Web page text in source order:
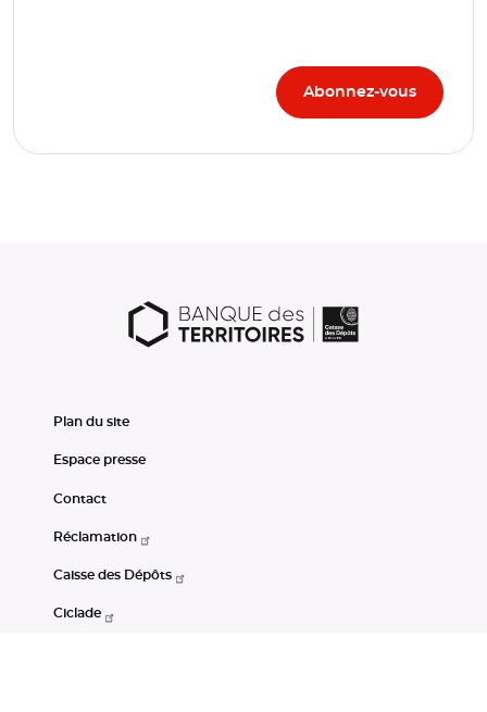
Plan du site
Espace presse
Contact
Réclamation
Caisse des Dépôts
Ciclade